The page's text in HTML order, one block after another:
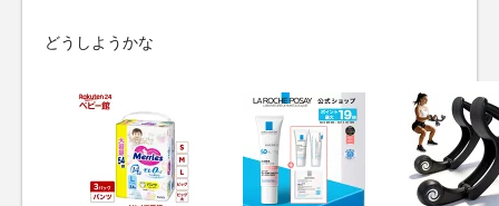
どうしようかな